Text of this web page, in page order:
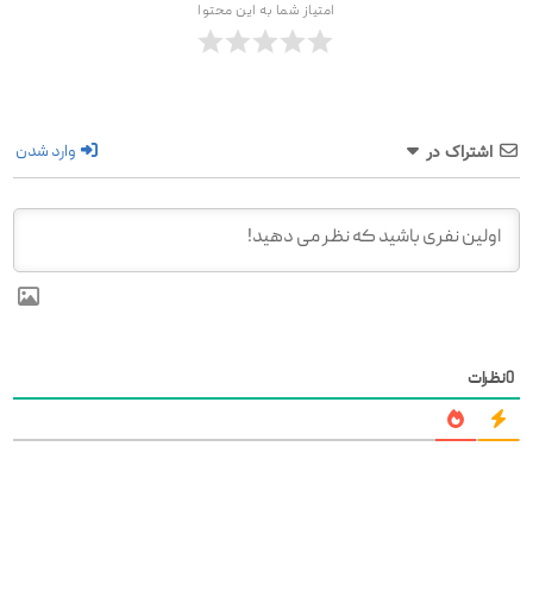
امتیاز شما به این محتوا
اشتراک در وارد شدن
0نظرات